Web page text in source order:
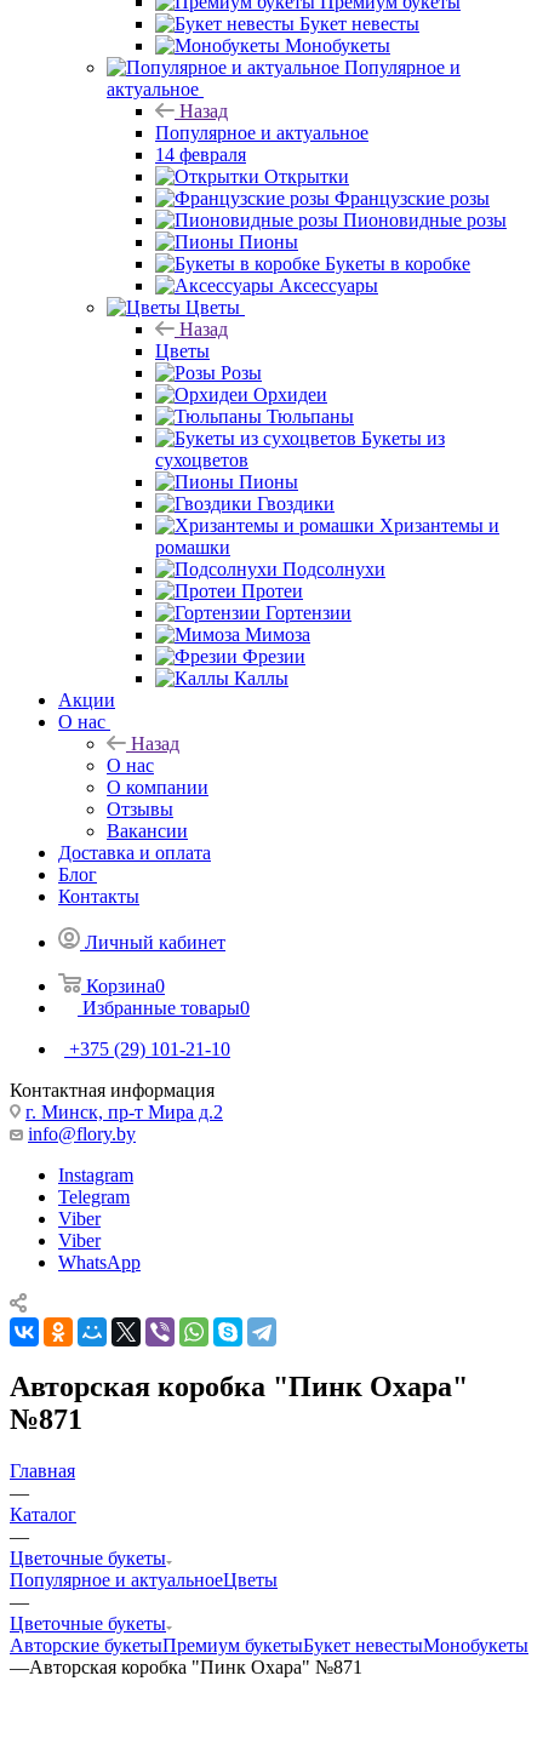
Букет невесты
Монобукеты
Популярное и
актуальное
Назад
Популярное и актуальное
14 февраля
Открытки
Французские розы
Пионовидные розы
Пионы
Букеты в коробке
Аксессуары
Цветы
Назад
Цветы
Розы
Орхидеи
Тюльпаны
Букеты из
сухоцветов
Пионы
Гвоздики
Хризантемы и
ромашки
Подсолнухи
Протеи
Гортензии
Мимоза
Фрезии
Каллы
Акции
О нас
Назад
О нас
О компании
Отзывы
Вакансии
Доставка и оплата
Блог
Контакты
Личный кабинет
Корзина0
Избранные товары0
+375 (29) 101-21-10
Контактная информация
г. Минск, пр-т Мира д.2
info@flory.by
Instagram
Telegram
Viber
Viber
WhatsApp
Авторская коробка "Пинк Охара"
№871
Главная
—
Каталог
—
Цветочные букеты
Популярное и актуальноеЦветы
—
Цветочные букеты
Авторские букетыПремиум букетыБукет невестыМонобукеты
—Авторская коробка "Пинк Охара" №871